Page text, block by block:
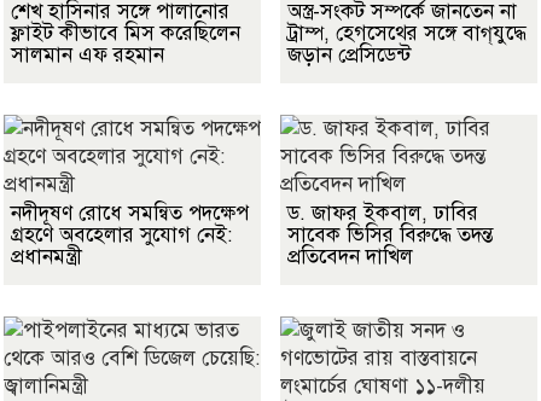
শেখ হাসিনার সঙ্গে পালানোর
ফ্লাইট কীভাবে মিস করেছিলেন
সালমান এফ রহমান
অস্ত্র-সংকট সম্পর্কে জানতেন না
ট্রাম্প, হেগসেথের সঙ্গে বাগ্‌যুদ্ধে
জড়ান প্রেসিডেন্ট
নদীদূষণ রোধে সমন্বিত পদক্ষেপ
গ্রহণে অবহেলার সুযোগ নেই:
প্রধানমন্ত্রী
ড. জাফর ইকবাল, ঢাবির
সাবেক ভিসির বিরুদ্ধে তদন্ত
প্রতিবেদন দাখিল